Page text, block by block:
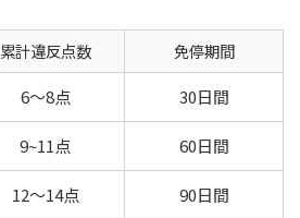
累計違反点数
免停期間
6～8点 30日間
9~11点 60日間
12～14点 90日間